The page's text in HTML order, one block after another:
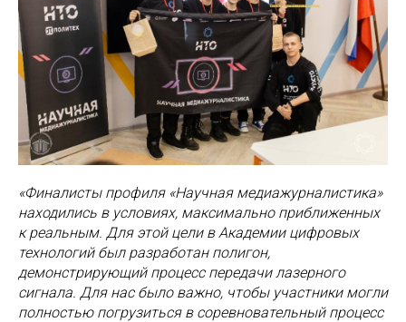
«Финалисты профиля «Научная медиажурналистика»
находились в условиях, максимально приближенных
к реальным. Для этой цели в Академии цифровых
технологий был разработан полигон,
демонстрирующий процесс передачи лазерного
сигнала. Для нас было важно, чтобы участники могли
полностью погрузиться в соревновательный процесс